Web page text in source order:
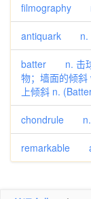
filmography n.
antiquark n. [
batter n. 击球
物；墙面的倾
上倾斜 n.
chondrule n. [
remarkable